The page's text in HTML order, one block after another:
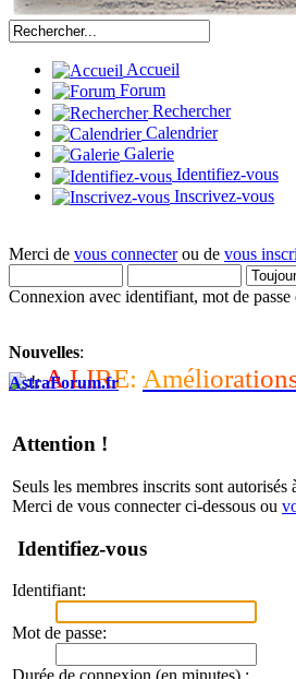
Accueil
Forum
Rechercher
Calendrier
Galerie
Identifiez-vous
Inscrivez-vous
Merci de vous connecterou de vous
Connexion avec identifiant, mot de passe
Nouvelles:
A LIRE: Amélioration
AstraForum.fr
Attention !
Seuls les membres inscrits sont autorisés
Merci de vous connecter ci-dessous ou
Identifiez-vous
Identifiant:
Mot de passe: